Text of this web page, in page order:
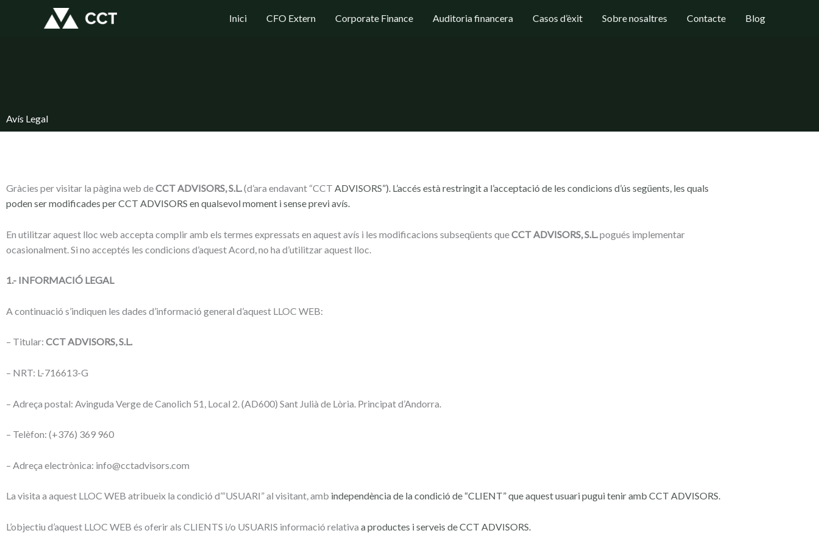
Inici CFO Extern Corporate Finance Auditoria financera Casos d’èxit Sobre nosaltres Contacte Blog
Avís Legal
Gràcies per visitar la pàgina web deCCT ADVISORS, S.L.(d’ara endavant “CCT ADVISORS”). L’accés està restringit a l’acceptació de les condicions d’ús següents, les quals
poden ser modificades per CCT ADVISORS en qualsevol moment i sense previ avís.
En utilitzar aquest lloc web accepta complir amb els termes expressats en aquest avís i les modificacions subseqüents queCCT ADVISORS, S.L.pogués implementar
ocasionalment. Si no acceptés les condicions d’aquest Acord, no ha d’utilitzar aquest lloc.
1.- INFORMACIÓ LEGAL
A continuació s’indiquen les dades d’informació general d’aquest LLOC WEB:
– Titular: CCT ADVISORS, S.L.
– NRT: L-716613-G
– Adreça postal: Avinguda Verge de Canolich 51, Local 2. (AD600) Sant Julià de Lòria. Principat d’Andorra.
– Telèfon: (+376) 369 960
– Adreça electrònica: info@cctadvisors.com
La visita a aquest LLOC WEB atribueix la condició d’“USUARI” al visitant, amb independència de la condició de “CLIENT” que aquest usuari pugui tenir amb CCT ADVISORS.
L’objectiu d’aquest LLOC WEB és oferir als CLIENTS i/o USUARIS informació relativa a productes i serveis de CCT ADVISORS.